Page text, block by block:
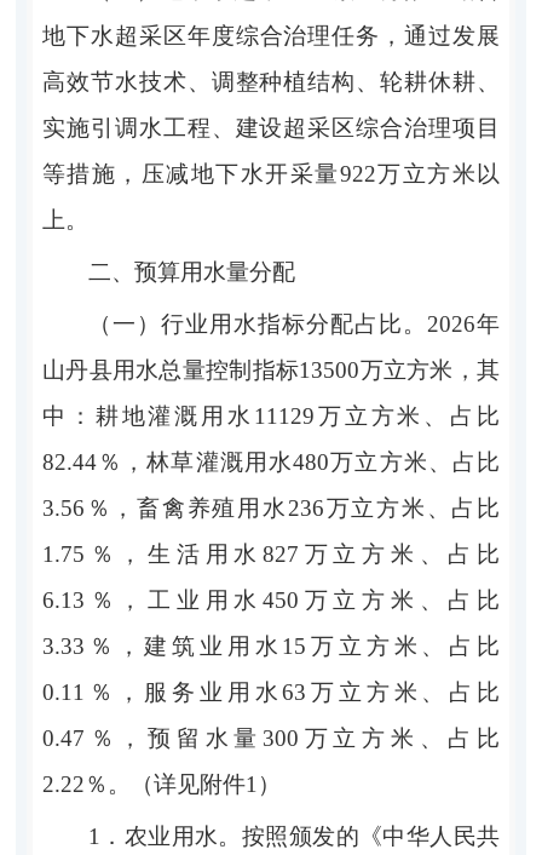
地下水超采区年度综合治理任务，通过发展
高效节水技术、调整种植结构、轮耕休耕、
实施引调水工程、建设超采区综合治理项目
等措施，压减地下水开采量922万立方米以
上。
二、 预算用水量分配
（一）行业用水指标分配占比。 2026年
山丹县用水总量控制指标13500万立方米，其
中： 耕地灌溉用水 11129万立方米、占比
82.44％ ，林草灌溉用水480万立方米、占比
3.56％ ，畜禽养殖用水236万立方米、占比
1.75％
，生活用水827 万立方米、 占比
6.13 ％ ，工业用水450 万立方米、 占比
3.33 ％ ，建筑业用水 15 万立方米、 占比
0.11 ％ ， 服务业用水63 万立方米、 占比
0.47 ％ ，预留水量 300 万立方米、占比
2.22％ 。 （详见附件1 ）
1 ． 农业用水。 按照颁发的《中华人民共